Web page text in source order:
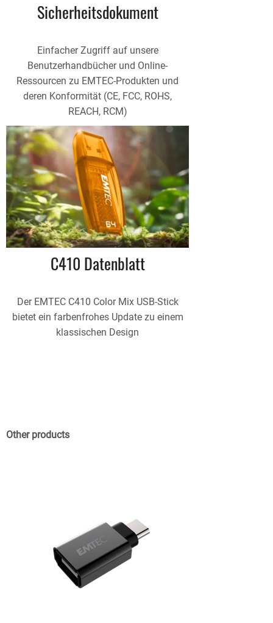
Sicherheitsdokument
Einfacher Zugriff auf unsere
Benutzerhandbücher und Online-
Ressourcen zu EMTEC-Produkten und
deren Konformität (CE, FCC, ROHS,
REACH, RCM)
C410 Datenblatt
Der EMTEC C410 Color Mix USB-Stick
bietet ein farbenfrohes Update zu einem
klassischen Design
Other products